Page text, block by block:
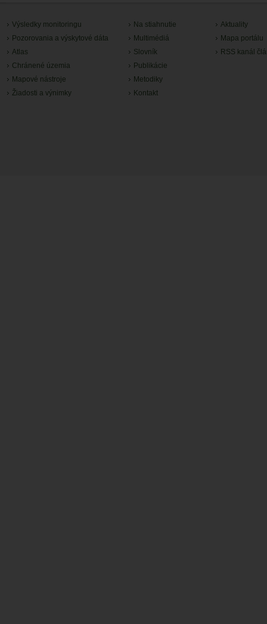
Výsledky monitoringu
Pozorovania a výskytové dáta
Atlas
Chránené územia
Mapové nástroje
Žiadosti a výnimky
Na stiahnutie
Multimédiá
Slovník
Publikácie
Metodiky
Kontakt
Aktuality
Mapa portálu
RSS kanál